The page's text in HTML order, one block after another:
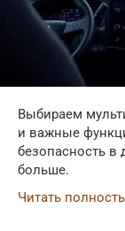
Выбираем
и важные
безопасность в
больше.
Читать